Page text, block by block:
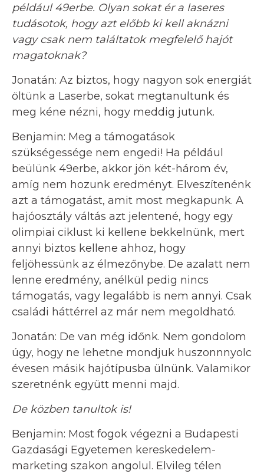
például 49erbe. Olyan sokat ér a laseres
tudásotok, hogy azt előbb ki kell aknázni
vagy csak nem találtatok megfelelő hajót
magatoknak?
Jonatán: Az biztos, hogy nagyon sok energiát
öltünk a Laserbe, sokat megtanultunk és
meg kéne nézni, hogy meddig jutunk.
Benjamin: Meg a támogatások
szükségessége nem engedi! Ha például
beülünk 49erbe, akkor jön két-három év,
amíg nem hozunk eredményt. Elveszítenénk
azt a támogatást, amit most megkapunk. A
hajóosztály váltás azt jelentené, hogy egy
olimpiai ciklust ki kellene bekkelnünk, mert
annyi biztos kellene ahhoz, hogy
feljöhessünk az élmezőnybe. De azalatt nem
lenne eredmény, anélkül pedig nincs
támogatás, vagy legalább is nem annyi. Csak
családi háttérrel az már nem megoldható.
Jonatán: De van még időnk. Nem gondolom
úgy, hogy ne lehetne mondjuk huszonnnyolc
évesen másik hajótípusba ülnünk. Valamikor
szeretnénk együtt menni majd.
De közben tanultok is!
Benjamin: Most fogok végezni a Budapesti
Gazdasági Egyetemen kereskedelem-
marketing szakon angolul. Elvileg télen